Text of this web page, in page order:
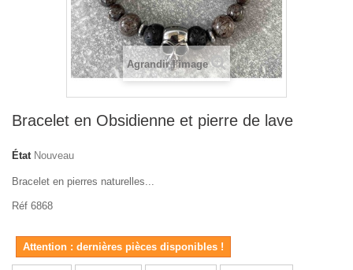
Agrandir l'image
Bracelet en Obsidienne et pierre de lave
État Nouveau
Bracelet en pierres naturelles...
Réf 6868
Attention : dernières pièces disponibles !